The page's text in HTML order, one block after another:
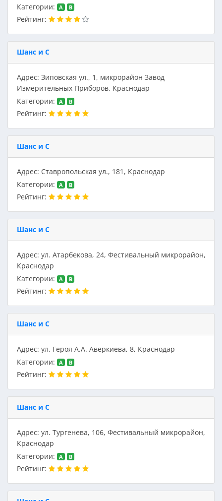
Категории:
A B
Рейтинг:
Шанс и С
Адрес: Зиповская ул., 1, микрорайон Завод
Измерительных Приборов, Краснодар
Категории:
A B
Рейтинг:
Шанс и С
Адрес: Ставропольская ул., 181, Краснодар
Категории:
A B
Рейтинг:
Шанс и С
Адрес: ул. Атарбекова, 24, Фестивальный микрорайон,
Краснодар
Категории:
A B
Рейтинг:
Шанс и С
Адрес: ул. Героя А.А. Аверкиева, 8, Краснодар
Категории:
A B
Рейтинг:
Шанс и С
Адрес: ул. Тургенева, 106, Фестивальный микрорайон,
Краснодар
Категории:
A B
Рейтинг: